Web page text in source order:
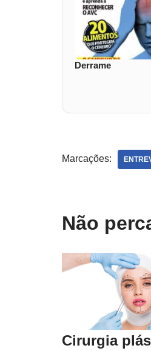
Derrame
Marcações:
Não
Cirurgia